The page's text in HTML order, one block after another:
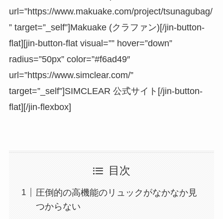
url=”https://www.makuake.com/project/tsunagubag/
” target=”_self”]Makuake (クラファン)[/jin-button-
flat][jin-button-flat visual=”” hover=”down”
radius=”50px” color=”#f6ad49″
url=”https://www.simclear.com/”
target=”_self”]SIMCLEAR 公式サイト[/jin-button-
flat][/jin-flexbox]
目次
圧倒的の高機能のリュックがなかなか見
つからない